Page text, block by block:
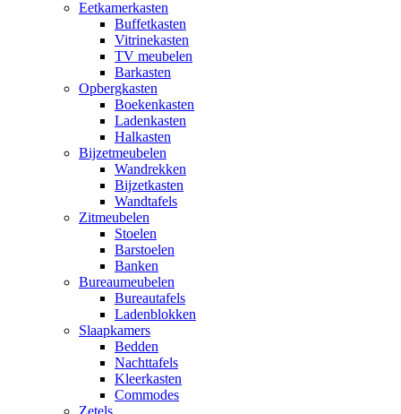
Eetkamerkasten
Buffetkasten
Vitrinekasten
TV meubelen
Barkasten
Opbergkasten
Boekenkasten
Ladenkasten
Halkasten
Bijzetmeubelen
Wandrekken
Bijzetkasten
Wandtafels
Zitmeubelen
Stoelen
Barstoelen
Banken
Bureaumeubelen
Bureautafels
Ladenblokken
Slaapkamers
Bedden
Nachttafels
Kleerkasten
Commodes
Zetels